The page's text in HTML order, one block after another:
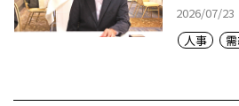
2026/07/
人事